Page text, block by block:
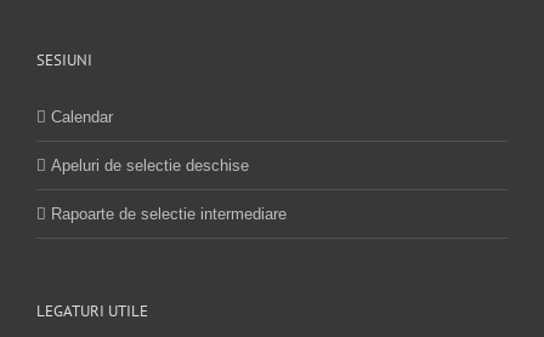
SESIUNI
Calendar
Apeluri de selectie deschise
Rapoarte de selectie intermediare
LEGATURI UTILE